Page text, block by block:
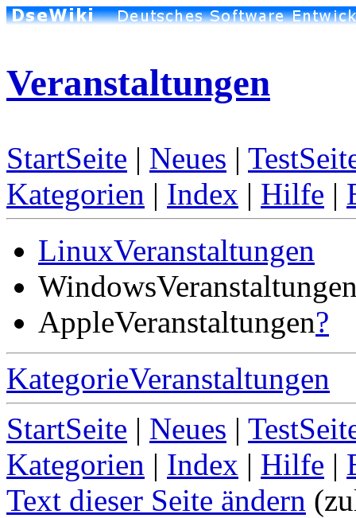
Veranstaltungen
StartSeite | Neues |
Kategorien | Index | Hilfe |
LinuxVeranstaltungen
AppleVeranstaltungen?
KategorieVeranstaltungen
StartSeite | Neues |
Kategorien | Index | Hilfe |
Text dieser Seite ändern